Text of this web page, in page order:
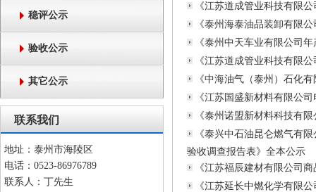
稳评公示
验收公示
其它公示
联系我们
地址：泰州市海陵区
电话：0523-86976789
联系人：丁先生
《江苏道成管业科技有限
《泰州海泰油品装卸有限
《泰州中天车业有限公司
《江苏道成管业科技有限
《中海油气（泰州）石化
《江苏国盛新材料有限公
《泰州诺盟新材料科技有
《泰兴中石油昆仑燃气有
验收调查报告表》全本公示
《江苏福辰建材有限公司
《江苏延长中燃化学有限